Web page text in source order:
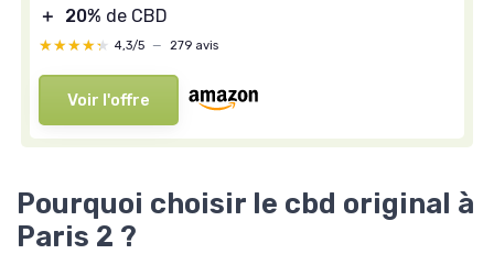
＋
20% de CBD
★★★★★
★★★★★ 4,3/5 — 279 avis
Voir l'offre
Pourquoi choisir le cbd original à
Paris 2 ?